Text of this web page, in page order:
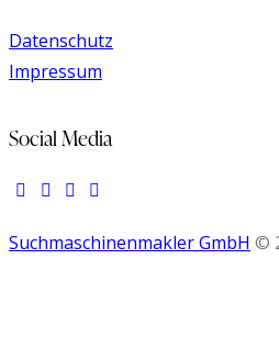
Datenschutz
Impressum
Social Media
Suchmaschinenmakler GmbH ©